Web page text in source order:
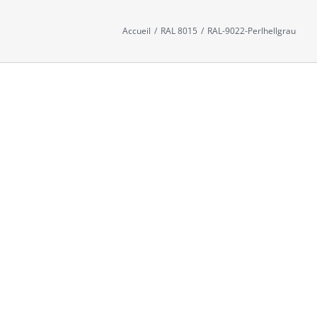
Accueil / RAL 8015 / RAL-9022-Perlhellgrau